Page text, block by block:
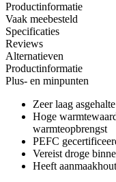
Productinformatie
Vaak meebesteld
Specificaties
Reviews
Alternatieven
Productinformatie
Plus- en minpunten
Zeer laag
Hoge
warmteopbrengst
PEFC
Vereist droge
Heeft